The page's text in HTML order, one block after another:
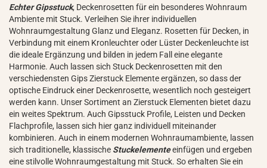
Echter Gipsstuck, Deckenrosetten für ein besonderes Wohnraum
Ambiente mit Stuck. Verleihen Sie ihrer individuellen
Wohnraumgestaltung Glanz und Eleganz. Rosetten für Decken, in
Verbindung mit einem Kronleuchter oder Lüster Deckenleuchte ist
die ideale Ergänzung und bilden in jedem Fall eine elegante
Harmonie. Auch lassen sich Stuck Deckenrosetten mit den
verschiedensten Gips Zierstuck Elemente ergänzen, so dass der
optische Eindruck einer Deckenrosette, wesentlich noch gesteigert
werden kann. Unser Sortiment an Zierstuck Elementen bietet dazu
ein weites Spektrum. Auch Gipsstuck Profile, Leisten und Decken
Flachprofile, lassen sich hier ganz individuell miteinander
kombinieren. Auch in einem modernen Wohnraumambiente, lassen
sich traditionelle, klassische Stuckelementeeinfügen und ergeben
eine stilvolle Wohnraumgestaltung mit Stuck. So erhalten Sie ein